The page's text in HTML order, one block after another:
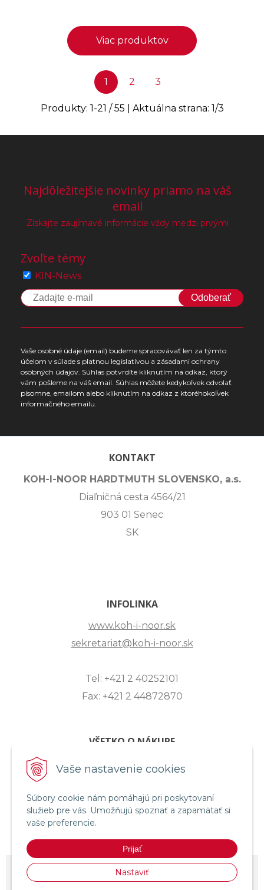
Vaše nastavenie cookies
Súbory cookie nám pomáhajú pri poskytovaní
služieb pre vás. Umožňujú spoznať a zapamätať si
vaše preferencie.
Prijať
Nastaviť
Viac produktov
1 2 3
Produkty: 1-21 /55 | Aktuálna strana: 1/3
Najdôležitejšie novinky priamo na váš
email
Získajte zaujímavé informácie vždy medzi prvými
Zvoľte témy
KIN-News
Odoberať
Vaše osobné údaje (email) budeme spracovávať len za týmto
účelom v súlade s platnou legislatívou a zásadami ochrany
osobných údajov. Súhlas potvrdíte kliknutím na odkaz, ktorý
vám pošleme na váš email. Súhlas môžete kedykoľvek odvolať
písomne, emailom alebo kliknutím na odkaz z ktoréhokoľvek
informačného emailu.
KONTAKT
KOH-I-NOOR HARDTMUTH SLOVENSKO, a.s.
Diaľničná cesta 4564/21
903 01 Senec
SK
INFOLINKA
www.koh-i-noor.sk
sekretariat@koh-i-noor.sk
Tel: +421 2 40252101
Fax: +421 2 44872870
VŠETKO O NÁKUPE
ZASLANIE OTÁZKY
OBCHODNÉ PODMIENKY
REKLAMAČNÝ PORIADOK
© 2026 KOH-I-NOOR HARDTMUTH SLOVENSKO • e-shop